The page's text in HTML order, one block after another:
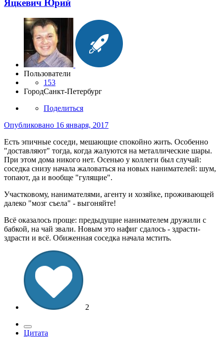
Яцкевич Юрий
Пользователи
153
ГородСанкт-Петербург
Поделиться
Опубликовано 16 января, 2017
Есть эпичные соседи, мешающие спокойно жить. Особенно
"доставляют" тогда, когда жалуются на металлические шары.
При этом дома никого нет. Осенью у коллеги был случай:
соседка снизу начала жаловаться на новых нанимателей: шум,
топают, да и вообще "гулящие".
Участковому, нанимателями, агенту и хозяйке, проживающей
далеко "мозг съела" - выгоняйте!
Всё оказалось проще: предыдущие нанимателем дружили с
бабкой, на чай звали. Новым это нафиг сдалось - здрасти-
здрасти и всё. Обиженная соседка начала мстить.
2
Цитата